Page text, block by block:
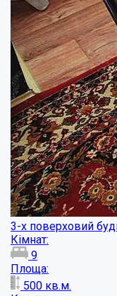
Продаж будинку в
Кімнат: